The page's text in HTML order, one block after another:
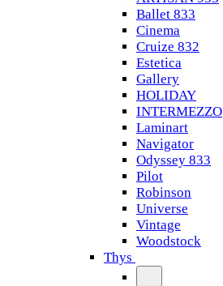
Ballet 833
Cinema
Cruize 832
Estetica
Gallery
HOLIDAY
INTERMEZZO
Laminart
Navigator
Odyssey 833
Pilot
Robinson
Universe
Vintage
Woodstock
Thys